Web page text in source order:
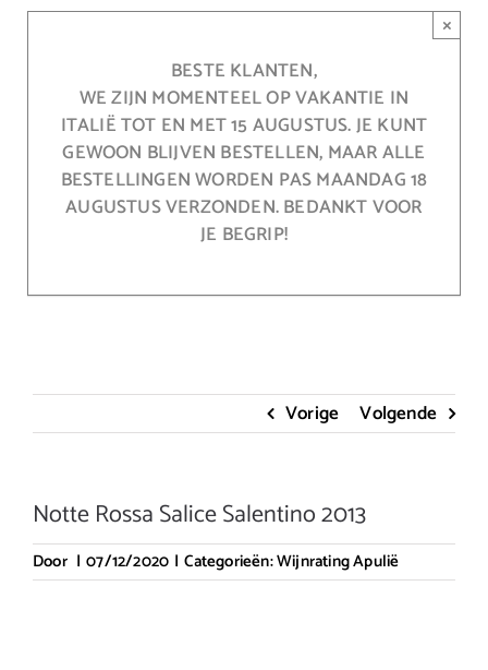
BESTE KLANTEN,
WE ZIJN MOMENTEEL OP VAKANTIE IN
ITALIË TOT EN MET 15 AUGUSTUS. JE KUNT
GEWOON BLIJVEN BESTELLEN, MAAR ALLE
BESTELLINGEN WORDEN PAS MAANDAG 18
AUGUSTUS VERZONDEN. BEDANKT VOOR
JE BEGRIP!
×
Vorige Volgende
Notte Rossa Salice Salentino 2013
Door | 07/12/2020 | Categorieën:Wijnrating Apulië